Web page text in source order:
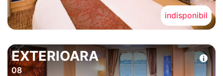
indisponibil
EXTERIOARA
08